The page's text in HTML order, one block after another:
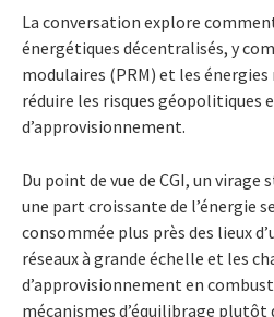
La conversation explore
énergétiques décentralisés, y
modulaires (PRM) et les
réduire les risques géopolitiques
d’approvisionnement.
Du point de vue de CGI, un virage
une part croissante de l’énergie
consommée plus près des lieux
réseaux à grande échelle et les
d’approvisionnement en
mécanismes d’équilibrage plutôt